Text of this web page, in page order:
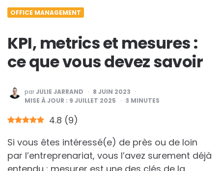
OFFICE MANAGEMENT
KPI, metrics et mesures :
ce que vous devez savoir
PUBLIÉ
PAR
parJULIE JARRAND
8 JUIN 2023
MISE À JOUR : 9 JUILLET 2025 3 MINUTES
4.8 (9)
Si vous êtes intéressé(e) de près ou de loin
par l’entreprenariat, vous l’avez surement déjà
entendu : mesurer est une des clés de la